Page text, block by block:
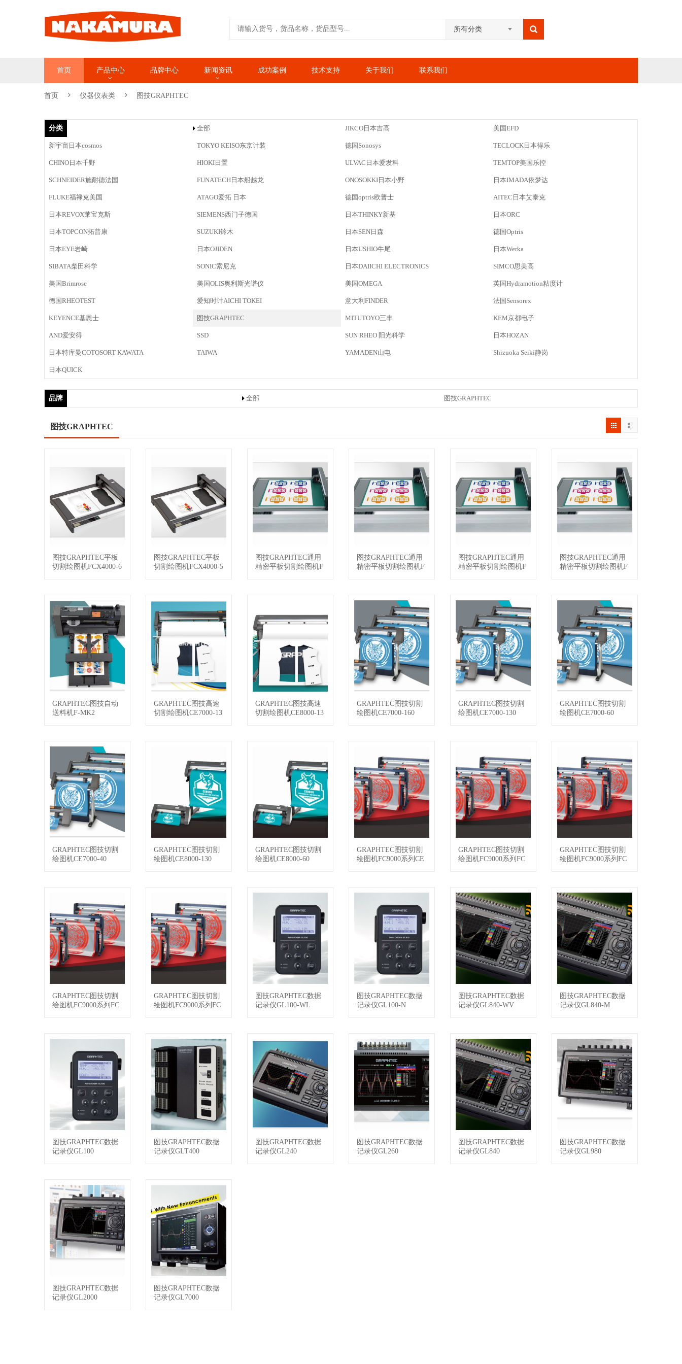
所有分类
首页 产品中心 品牌中心 新闻资讯 成功案例 技术支持 关于我们 联系我们
首页 仪器仪表类 图技GRAPHTEC
分类 全部 JIKCO日本吉高 美国EFD
新宇亩日本cosmos TOKYO KEISO东京计装 德国Sonosys TECLOCK日本得乐
CHINO日本千野 HIOKI日置 ULVAC日本爱发科 TEMTOP美国乐控
SCHNEIDER施耐德法国 FUNATECH日本船越龙 ONOSOKKI日本小野 日本IMADA依梦达
FLUKE福禄克美国 ATAGO爱拓 日本 德国optris欧普士 AITEC日本艾泰克
日本REVOX莱宝克斯 SIEMENS西门子德国 日本THINKY新基 日本ORC
日本TOPCON拓普康 SUZUKI铃木 日本SEN日森 德国Optris
日本EYE岩崎 日本OJIDEN 日本USHIO牛尾 日本Werka
SIBATA柴田科学 SONIC索尼克 日本DAIICHI ELECTRONICS SIMCO思美高
美国Brimrose 美国OLIS奥利斯光谱仪 美国OMEGA 英国Hydramotion粘度计
德国RHEOTEST 爱知时计AICHI TOKEI 意大利FINDER 法国Sensorex
KEYENCE基恩士 图技GRAPHTEC MITUTOYO三丰 KEM京都电子
AND爱安得 SSD SUN RHEO 阳光科学 日本HOZAN
日本特库曼COTOSORT KAWATA TAIWA YAMADEN山电 Shizuoka Seiki静岗
日本QUICK
品牌 全部 图技GRAPHTEC
图技GRAPHTEC
查看详情
图技GRAPHTEC平板
切割绘图机FCX4000-6
查看详情
图技GRAPHTEC平板
切割绘图机FCX4000-5
查看详情
图技GRAPHTEC通用
精密平板切割绘图机F
查看详情
图技GRAPHTEC通用
精密平板切割绘图机F
查看详情
图技GRAPHTEC通用
精密平板切割绘图机F
查看详情
图技GRAPHTEC通用
精密平板切割绘图机F
查看详情
GRAPHTEC图技自动
送料机F-MK2
查看详情
GRAPHTEC图技高速
切割绘图机CE7000-13
查看详情
GRAPHTEC图技高速
切割绘图机CE8000-13
查看详情
GRAPHTEC图技切割
绘图机CE7000-160
查看详情
GRAPHTEC图技切割
绘图机CE7000-130
查看详情
GRAPHTEC图技切割
绘图机CE7000-60
查看详情
GRAPHTEC图技切割
绘图机CE7000-40
查看详情
GRAPHTEC图技切割
绘图机CE8000-130
查看详情
GRAPHTEC图技切割
绘图机CE8000-60
查看详情
GRAPHTEC图技切割
绘图机FC9000系列CE
查看详情
GRAPHTEC图技切割
绘图机FC9000系列FC
查看详情
GRAPHTEC图技切割
绘图机FC9000系列FC
查看详情
GRAPHTEC图技切割
绘图机FC9000系列FC
查看详情
GRAPHTEC图技切割
绘图机FC9000系列FC
查看详情
图技GRAPHTEC数据
记录仪GL100-WL
查看详情
图技GRAPHTEC数据
记录仪GL100-N
查看详情
图技GRAPHTEC数据
记录仪GL840-WV
查看详情
图技GRAPHTEC数据
记录仪GL840-M
查看详情
图技GRAPHTEC数据
记录仪GL100
查看详情
图技GRAPHTEC数据
记录仪GLT400
查看详情
图技GRAPHTEC数据
记录仪GL240
查看详情
图技GRAPHTEC数据
记录仪GL260
查看详情
图技GRAPHTEC数据
记录仪GL840
查看详情
图技GRAPHTEC数据
记录仪GL980
查看详情
图技GRAPHTEC数据
记录仪GL2000
查看详情
图技GRAPHTEC数据
记录仪GL7000